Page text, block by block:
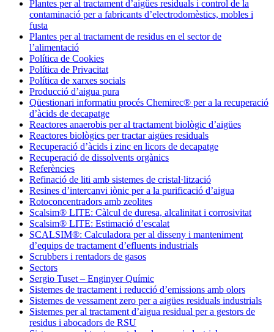
Plantes per al tractament d’aigües residuals i control de la
contaminació per a fabricants d’electrodomèstics, mobles i
fusta
Plantes per al tractament de residus en el sector de
l’alimentació
Política de Cookies
Política de Privacitat
Política de xarxes socials
Producció d’aigua pura
Qüestionari informatiu procés Chemirec® per a la recuperació
d’àcids de decapatge
Reactores anaerobis per al tractament biològic d’aigües
Reactores biològics per tractar aigües residuals
Recuperació d’àcids i zinc en licors de decapatge
Recuperació de dissolvents orgànics
Referències
Refinació de liti amb sistemes de cristal·lització
Resines d’intercanvi iònic per a la purificació d’aigua
Rotoconcentradors amb zeolites
Scalsim® LITE: Càlcul de duresa, alcalinitat i corrosivitat
Scalsim® LITE: Estimació d’escalat
SCALSIM®: Calculadora per al disseny i manteniment
d’equips de tractament d’efluents industrials
Scrubbers i rentadors de gasos
Sectors
Sergio Tuset – Enginyer Químic
Sistemes de tractament i reducció d’emissions amb olors
Sistemes de vessament zero per a aigües residuals industrials
Sistemes per al tractament d’aigua residual per a gestors de
residus i abocadors de RSU